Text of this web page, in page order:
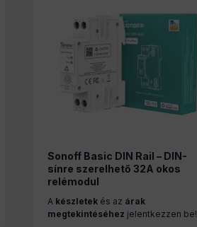
Sonoff Basic DIN Rail – DIN-
sínre szerelhető 32A okos
relémodul
Bluetooth , Matter (BASIC-
1GSP)
A készletek és az árak
megtekintéséhez jelentkezzen be!